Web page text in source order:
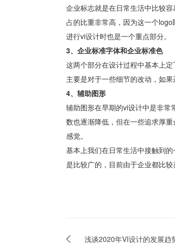
企业标志就是在日常生活中比较
占的比重非常高，因为这一个
进行vi设计时也是一个重点部分。
3、企业标准字体和企业标准色
这两个部分在设计过程中基本上
主要是对于一些细节的改动，如
4、辅助图形
辅助图形在早期的vi设计中是非常
数也逐渐降低，但在一些追求厚
感觉。
基本上我们在日常生活中接触到
是比较广的，目前由于企业都比
浅谈2020年VI设计的发展趋